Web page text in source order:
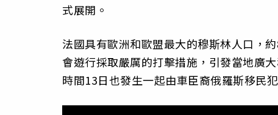
式展開。
法國具有歐洲和歐盟最大的穆斯林人口，
會遊行採取嚴厲的打擊措施，引發當地廣
時間13日也發生一起由車臣裔俄羅斯移民